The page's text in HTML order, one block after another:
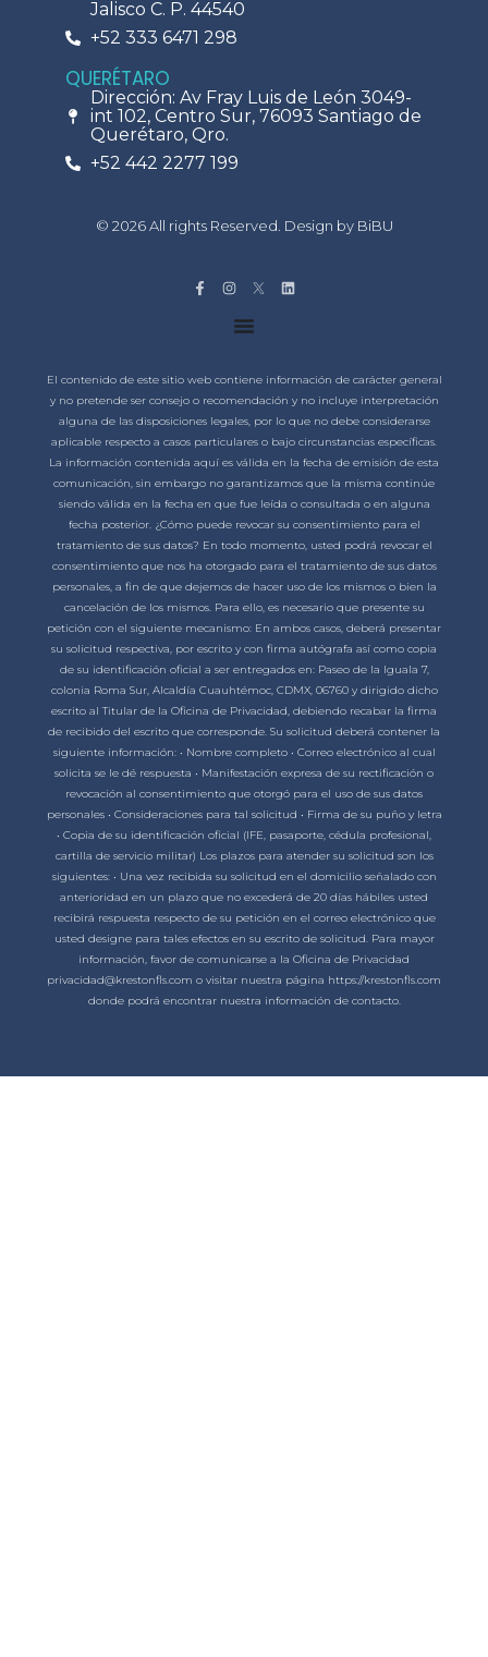
Jalisco C. P. 44540
+52 333 6471 298
QUERÉTARO
Dirección: Av Fray Luis de León 3049-
int 102, Centro Sur, 76093 Santiago de
Querétaro, Qro.
+52 442 2277 199
© 2026 All rights Reserved. Design by BiBU
El contenido de este sitio web contiene información de carácter general
y no pretende ser consejo o recomendación y no incluye interpretación
alguna de las disposiciones legales, por lo que no debe considerarse
aplicable respecto a casos particulares o bajo circunstancias específicas.
La información contenida aquí es válida en la fecha de emisión de esta
comunicación, sin embargo no garantizamos que la misma continúe
siendo válida en la fecha en que fue leída o consultada o en alguna
fecha posterior. ¿Cómo puede revocar su consentimiento para el
tratamiento de sus datos? En todo momento, usted podrá revocar el
consentimiento que nos ha otorgado para el tratamiento de sus datos
personales, a fin de que dejemos de hacer uso de los mismos o bien la
cancelación de los mismos. Para ello, es necesario que presente su
petición con el siguiente mecanismo: En ambos casos, deberá presentar
su solicitud respectiva, por escrito y con firma autógrafa así como copia
de su identificación oficial a ser entregados en: Paseo de la Iguala 7,
colonia Roma Sur, Alcaldía Cuauhtémoc, CDMX, 06760 y dirigido dicho
escrito al Titular de la Oficina de Privacidad, debiendo recabar la firma
de recibido del escrito que corresponde. Su solicitud deberá contener la
siguiente información: • Nombre completo • Correo electrónico al cual
solicita se le dé respuesta • Manifestación expresa de su rectificación o
revocación al consentimiento que otorgó para el uso de sus datos
personales • Consideraciones para tal solicitud • Firma de su puño y letra
• Copia de su identificación oficial (IFE, pasaporte, cédula profesional,
cartilla de servicio militar) Los plazos para atender su solicitud son los
siguientes: • Una vez recibida su solicitud en el domicilio señalado con
anterioridad en un plazo que no excederá de 20 días hábiles usted
recibirá respuesta respecto de su petición en el correo electrónico que
usted designe para tales efectos en su escrito de solicitud. Para mayor
información, favor de comunicarse a la Oficina de Privacidad
privacidad@krestonfls.com o visitar nuestra página https://krestonfls.com
donde podrá encontrar nuestra información de contacto.